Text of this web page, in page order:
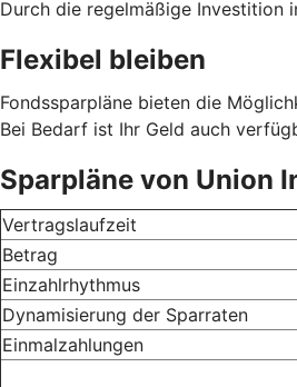
Durch die regelmäßige Investition
Flexibel bleiben
Fondssparpläne bieten die
Bei Bedarf ist Ihr Geld auch
Sparpläne von Union
Vertragslaufzeit
Betrag
Einzahlrhythmus
Dynamisierung der Sparraten
Einmalzahlungen